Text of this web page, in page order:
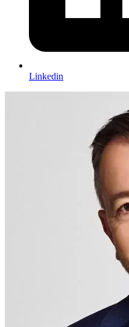
Linkedin